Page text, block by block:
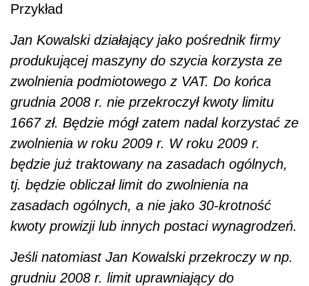
Przykład
Jan Kowalski działający jako pośrednik firmy
produkującej maszyny do szycia korzysta ze
zwolnienia podmiotowego z VAT. Do końca
grudnia 2008 r. nie przekroczył kwoty limitu
1667 zł. Będzie mógł zatem nadal korzystać ze
zwolnienia w roku 2009 r. W roku 2009 r.
będzie już traktowany na zasadach ogólnych,
tj. będzie obliczał limit do zwolnienia na
zasadach ogólnych, a nie jako 30-krotność
kwoty prowizji lub innych postaci wynagrodzeń.
Jeśli natomiast Jan Kowalski przekroczy w np.
grudniu 2008 r. limit uprawniający do